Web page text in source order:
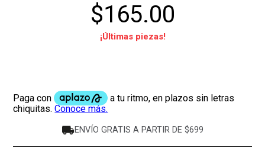
$165.00
¡Últimas piezas!
ENVÍO GRATIS A PARTIR DE $699